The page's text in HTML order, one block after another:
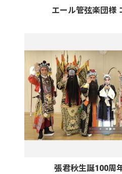
エール管弦楽団様
張君秋生誕100周